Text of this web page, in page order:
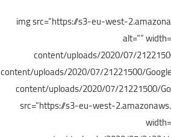
<img src=”https://s3-eu-west-
alt=””
content/uploads/2020/07/
content/uploads/2020/07/21221500/
content/uploads/2020/07/21221500/
src=”https://s3-eu-west-